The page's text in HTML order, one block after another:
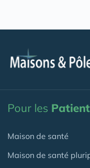
Pour les
Maison de santé
Maison de santé